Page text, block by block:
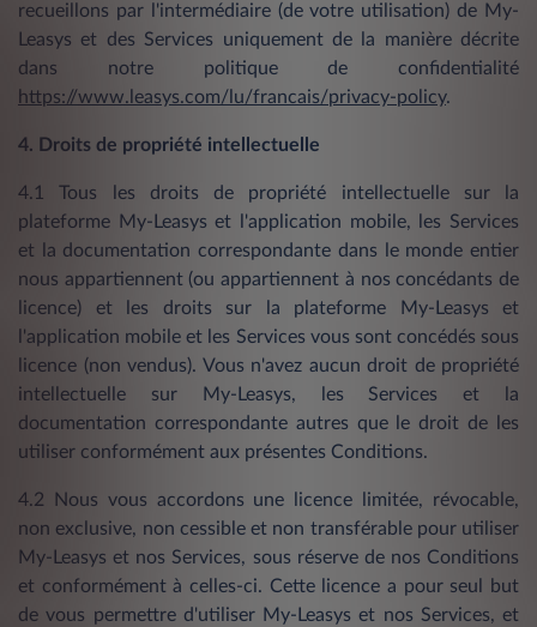
recueillons par l'intermédiaire (de votre utilisation) de My-
Leasys et des Services uniquement de la manière décrite
dans notre politique de confidentialité
https://www.leasys.com/lu/francais/privacy-policy.
4. Droits de propriété intellectuelle
4.1 Tous les droits de propriété intellectuelle sur la
plateforme My-Leasys et l'application mobile, les Services
et la documentation correspondante dans le monde entier
nous appartiennent (ou appartiennent à nos concédants de
licence) et les droits sur la plateforme My-Leasys et
l'application mobile et les Services vous sont concédés sous
licence (non vendus). Vous n'avez aucun droit de propriété
intellectuelle sur My-Leasys, les Services et la
documentation correspondante autres que le droit de les
utiliser conformément aux présentes Conditions.
4.2 Nous vous accordons une licence limitée, révocable,
non exclusive, non cessible et non transférable pour utiliser
My-Leasys et nos Services, sous réserve de nos Conditions
et conformément à celles-ci. Cette licence a pour seul but
de vous permettre d'utiliser My-Leasys et nos Services, et